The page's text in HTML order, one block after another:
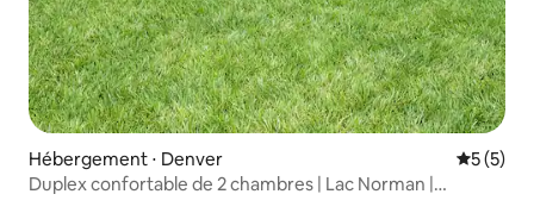
Hébergement ⋅ Denver
5 (5)
Duplex confortable de 2 chambres | Lac Norman |